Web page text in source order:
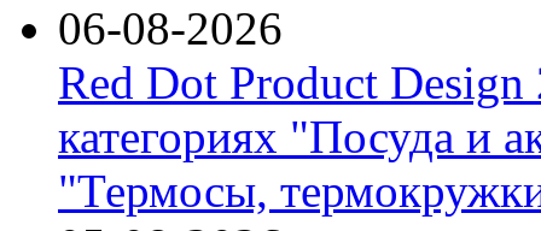
06-08-2026
Red Dot Product Design
категориях "Посуда и
"Термосы,